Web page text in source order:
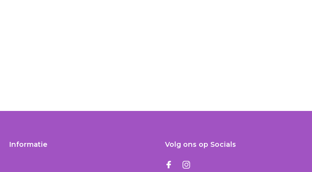
Informatie Volg ons op Socials